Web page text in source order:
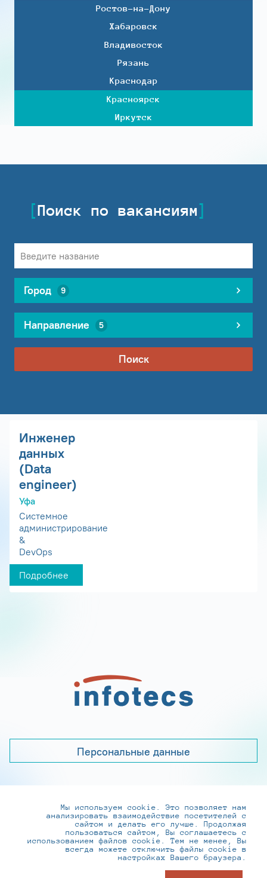
Ростов-на-Дону
Хабаровск
Владивосток
Рязань
Краснодар
Красноярск
Иркутск
Поиск по вакансиям
Город 9
Направление 5
Поиск
Инженер
данных
(Data
engineer)
Уфа
Системное
администрирование
&
DevOps
Подробнее
Персональные данные
+7 (495) 737-6192, 8-800-250-0-260
practice@infotecs.ru,hr@infotecs.ru
127273, г. Москва, Отрадная ул., 2Б строение 1
Мы используем cookie. Это позволяет нам
анализировать взаимодействие посетителей с
сайтом и делать его лучше. Продолжая
пользоваться сайтом, Вы соглашаетесь с
использованием файлов cookie. Тем не менее, Вы
всегда можете отключить файлы cookie в
настройках Вашего браузера.